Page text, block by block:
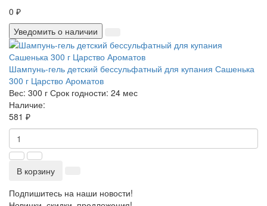
0 ₽
Уведомить о наличии
Шампунь-гель детский бессульфатный для купания Сашенька
300 г Царство Ароматов
Вес: 300 г Срок годности: 24 мес
Наличие:
581 ₽
В корзину
Подпишитесь на наши новости!